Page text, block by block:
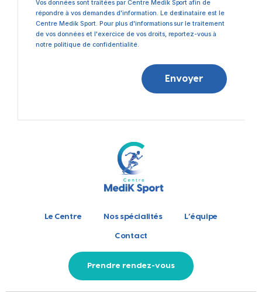
Vos données sont traitées par Centre Medik Sport afin de
répondre à vos demandes d'information. Le destinataire est le
Centre Medik Sport. Pour plus d'informations sur le traitement
de vos données et l'exercice de vos droits, reportez-vous à
notre politique de confidentialité.
Envoyer
Le Centre Nos spécialités L’équipe
Contact
Prendre rendez-vous